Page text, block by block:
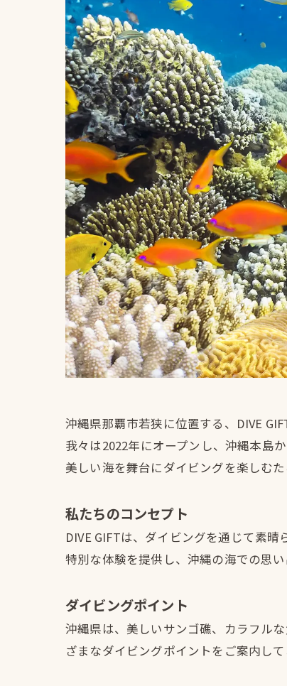
沖縄県那覇市若狭に位置する、DIVE
我々は2022年にオープンし、沖縄本島か
美しい海を舞台にダイビングを楽しむた
私たちのコンセプト
DIVE GIFTは、ダイビングを通じて素
特別な体験を提供し、沖縄の海での思
ダイビングポイント
沖縄県は、美しいサンゴ礁、カラフル
ざまなダイビングポイントをご案内し